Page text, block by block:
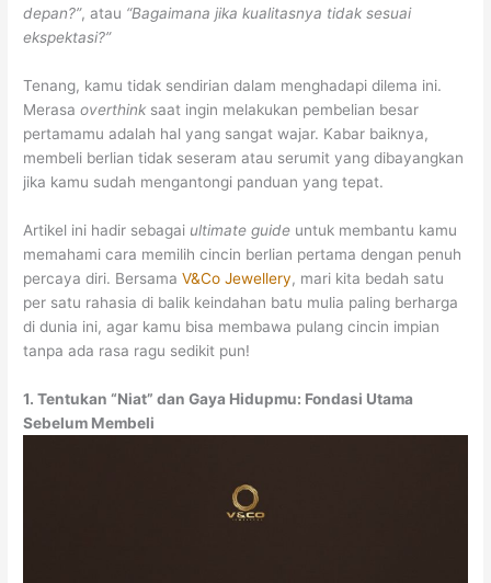
depan?”, atau “Bagaimana jika kualitasnya tidak sesuai
ekspektasi?”
Tenang, kamu tidak sendirian dalam menghadapi dilema ini.
Merasaoverthink saat ingin melakukan pembelian besar
pertamamu adalah hal yang sangat wajar. Kabar baiknya,
membeli berlian tidak seseram atau serumit yang dibayangkan
jika kamu sudah mengantongi panduan yang tepat.
Artikel ini hadir sebagai ultimate guide untuk membantu kamu
memahami cara memilih cincin berlian pertama dengan penuh
percaya diri. BersamaV&Co Jewellery, mari kita bedah satu
per satu rahasia di balik keindahan batu mulia paling berharga
di dunia ini, agar kamu bisa membawa pulang cincin impian
tanpa ada rasa ragu sedikit pun!
1. Tentukan “Niat” dan Gaya Hidupmu: Fondasi Utama
Sebelum Membeli